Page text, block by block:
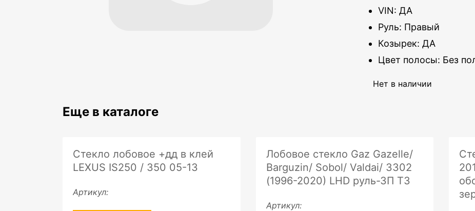
VIN: ДА
Руль: Правый
Козырек: ДА
Цвет полосы: Без
Нет в наличии
Еще в каталоге
Стекло лобовое +дд в клей
LEXUS IS250 / 350 05-13
Артикул:
Лобовое стекло Gaz Gazelle/
Barguzin/ Sobol/ Valdai/ 3302
(1996-2020) LHD руль-ЗП ТЗ
Артикул: